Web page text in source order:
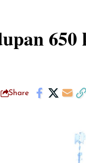
650
Share